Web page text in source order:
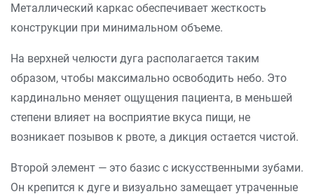
Металлический каркас обеспечивает жесткость
конструкции при минимальном объеме.
На верхней челюсти дуга располагается таким
образом, чтобы максимально освободить небо. Это
кардинально меняет ощущения пациента, в меньшей
степени влияет на восприятие вкуса пищи, не
возникает позывов к рвоте, а дикция остается чистой.
Второй элемент — это базис с искусственными зубами.
Он крепится к дуге и визуально замещает утраченные